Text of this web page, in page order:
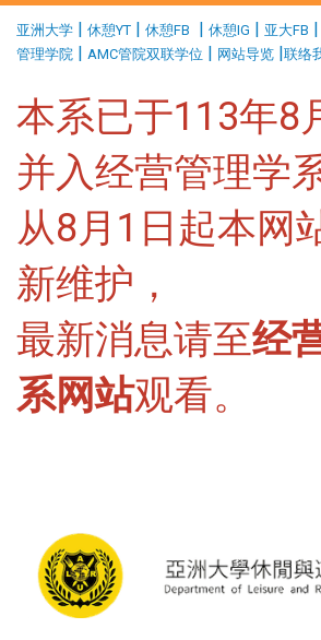
亚洲大学 | 休憩YT | 休憩FB | 休憩IG | 亚大FB |
管理学院 | AMC管院双联学位 | 网站导览 |联络
本系已于113年8
并入经营管理学
从8月1日起本网
新维护，
最新消息请至经
系网站观看。